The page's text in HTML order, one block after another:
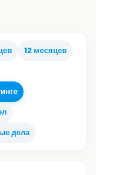
12 месяцев
дела